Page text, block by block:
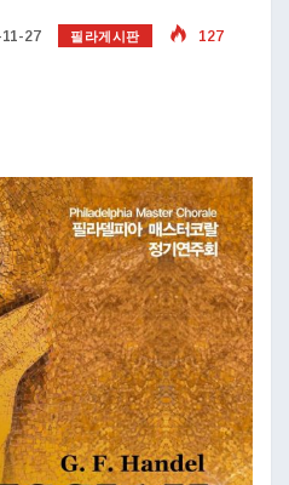
27 필라게시판 127